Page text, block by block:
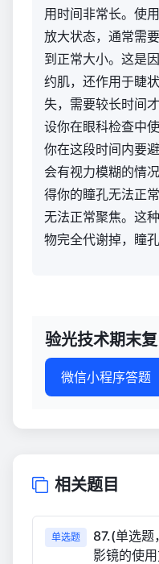
用时间非常长。使
放大状态，通常需
到正常大小。这是
约肌，还作用于睫
失，需要较长时间
设你在眼科检查中
你在这段时间内要
会有视力模糊的情
得你的瞳孔无法正
无法正常聚焦。这
物完全代谢掉，瞳
验光技术期末
微信小程序答题
相关题目
单选题
87.(单选
影镜的使